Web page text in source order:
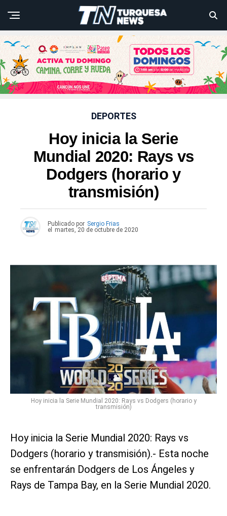
DEPORTES
Hoy inicia la Serie
Mundial 2020: Rays vs
Dodgers (horario y
transmisión)
Publicado por Sergio Frias
el
martes, 20 de octubre de 2020
Hoy inicia la Serie Mundial 2020: Rays vs Dodgers (horario y
transmisión)
Hoy inicia la Serie Mundial 2020: Rays vs
Dodgers (horario y transmisión).- Esta noche
se enfrentarán Dodgers de Los Ángeles y
Rays de Tampa Bay, en la Serie Mundial 2020.